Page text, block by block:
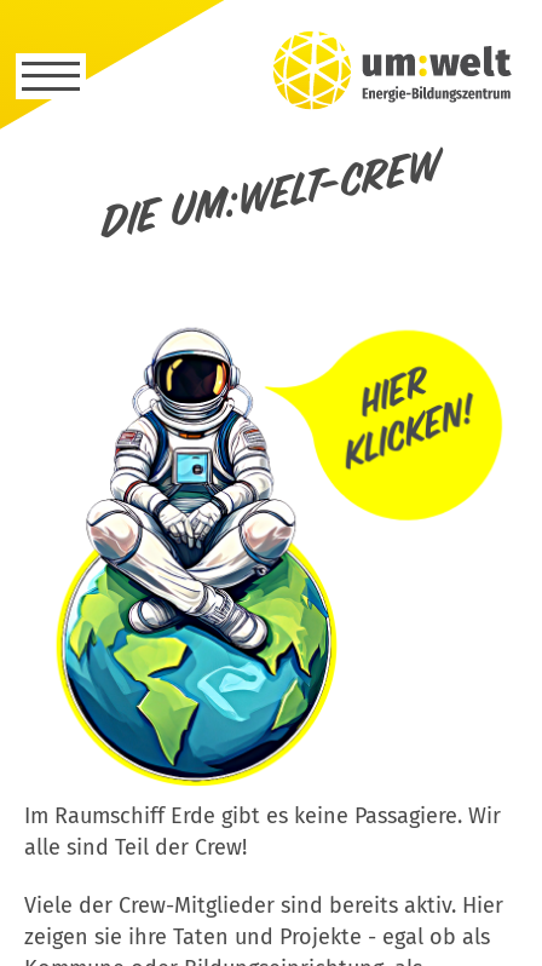
Die um:welt-Crew
Im Raumschiff Erde gibt es keine Passagiere. Wir
alle sind Teil der Crew!
Viele der Crew-Mitglieder sind bereits aktiv. Hier
zeigen sie ihre Taten und Projekte - egal ob als